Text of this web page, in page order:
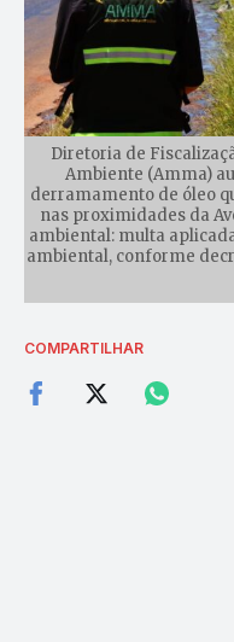
Diretoria de
Ambiente (Amma)
derramamento de óleo
nas proximidades da
ambiental: multa
ambiental, conforme
COMPARTILHAR